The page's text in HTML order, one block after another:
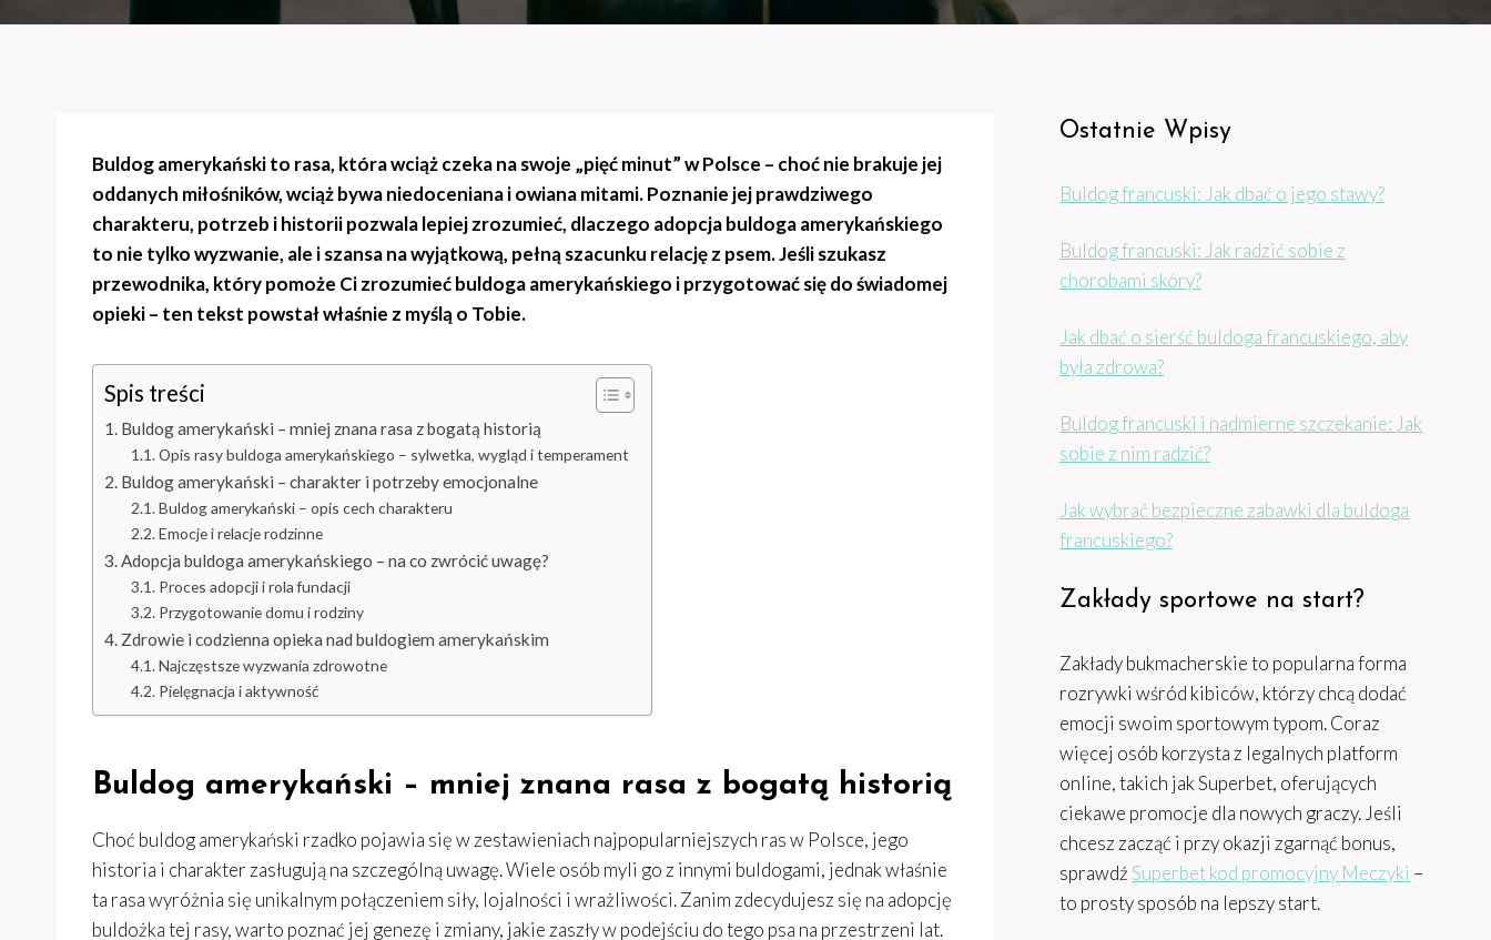
Buldog amerykański to rasa, która wciąż czeka na swoje „pięć minut” w Polsce – choć nie brakuje jej
oddanych miłośników, wciąż bywa niedoceniana i owiana mitami. Poznanie jej prawdziwego
charakteru, potrzeb i historii pozwala lepiej zrozumieć, dlaczego adopcja buldoga amerykańskiego
to nie tylko wyzwanie, ale i szansa na wyjątkową, pełną szacunku relację z psem. Jeśli szukasz
przewodnika, który pomoże Ci zrozumieć buldoga amerykańskiego i przygotować się do świadomej
opieki – ten tekst powstał właśnie z myślą o Tobie.
Spis treści
Buldog amerykański – mniej znana rasa z bogatą historią
Opis rasy buldoga amerykańskiego – sylwetka, wygląd i temperament
Buldog amerykański – charakter i potrzeby emocjonalne
Buldog amerykański – opis cech charakteru
Emocje i relacje rodzinne
Adopcja buldoga amerykańskiego – na co zwrócić uwagę?
Proces adopcji i rola fundacji
Przygotowanie domu i rodziny
Zdrowie i codzienna opieka nad buldogiem amerykańskim
Najczęstsze wyzwania zdrowotne
Pielęgnacja i aktywność
Buldog amerykański – mniej znana rasa z bogatą historią
Choć buldog amerykański rzadko pojawia się w zestawieniach najpopularniejszych ras w Polsce, jego
historia i charakter zasługują na szczególną uwagę. Wiele osób myli go z innymi buldogami, jednak właśnie
ta rasa wyróżnia się unikalnym połączeniem siły, lojalności i wrażliwości. Zanim zdecydujesz się na adopcję
buldożka tej rasy, warto poznać jej genezę i zmiany, jakie zaszły w podejściu do tego psa na przestrzeni lat.
Ostatnie Wpisy
Buldog francuski: Jak dbać o jego stawy?
Buldog francuski: Jak radzić sobie z
chorobami skóry?
Jak dbać o sierść buldoga francuskiego, aby
była zdrowa?
Buldog francuski i nadmierne szczekanie: Jak
sobie z nim radzić?
Jak wybrać bezpieczne zabawki dla buldoga
francuskiego?
Zakłady sportowe na start?
Zakłady bukmacherskie to popularna forma
rozrywki wśród kibiców, którzy chcą dodać
emocji swoim sportowym typom. Coraz
więcej osób korzysta z legalnych platform
online, takich jak Superbet, oferujących
ciekawe promocje dla nowych graczy. Jeśli
chcesz zacząć i przy okazji zgarnąć bonus,
sprawdźSuperbet kod promocyjny Meczyki –
to prosty sposób na lepszy start.